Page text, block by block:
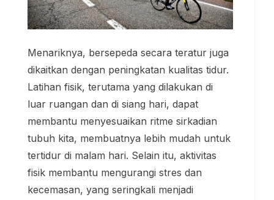
Menariknya, bersepeda secara teratur juga
dikaitkan dengan peningkatan kualitas tidur.
Latihan fisik, terutama yang dilakukan di
luar ruangan dan di siang hari, dapat
membantu menyesuaikan ritme sirkadian
tubuh kita, membuatnya lebih mudah untuk
tertidur di malam hari. Selain itu, aktivitas
fisik membantu mengurangi stres dan
kecemasan, yang seringkali menjadi